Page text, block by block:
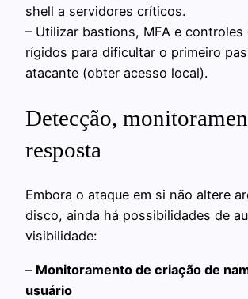
shell a servidores críticos.
– Utilizar bastions, MFA e controles
rígidos para dificultar o primeiro
atacante (obter acesso local).
Detecção,
resposta
Embora o ataque em si não altere
disco, ainda há possibilidades de
visibilidade:
– Monitoramento de criação de
usuário